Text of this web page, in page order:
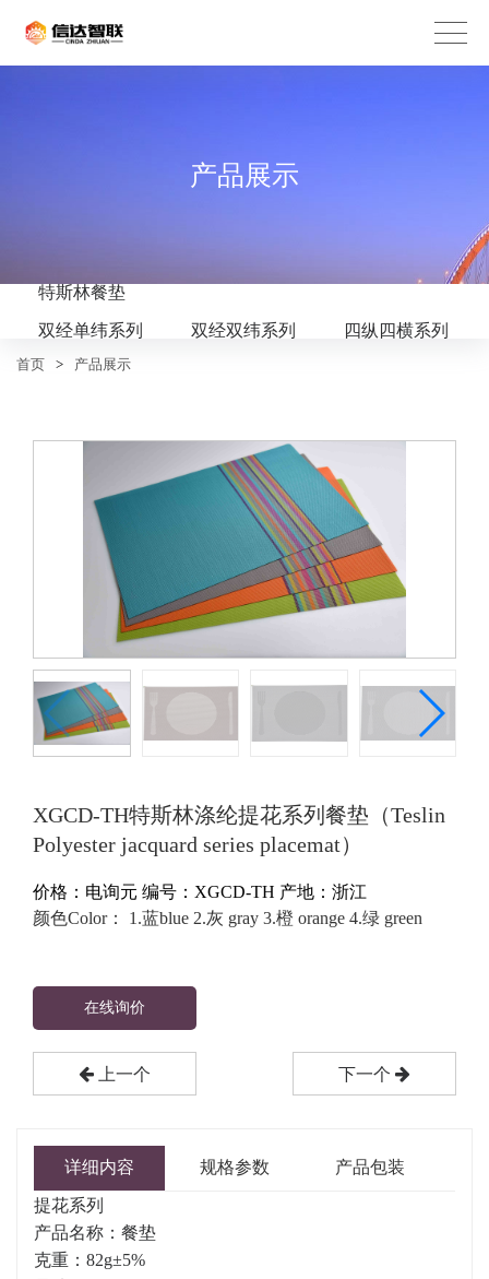
产品展示
特斯林餐垫
双经单纬系列 双经双纬系列 四纵四横系列
首页 > 产品展示
XGCD-TH特斯林涤纶提花系列餐垫（Teslin
Polyester jacquard series placemat）
价格： 电询元 编号：XGCD-TH 产地：浙江
颜色Color： 1.蓝blue 2.灰 gray 3.橙 orange 4.绿 green
在线询价
上一个 下一个
详细内容 规格参数 产品包装
提花系列
产品名称：餐垫
克重：82g±5%